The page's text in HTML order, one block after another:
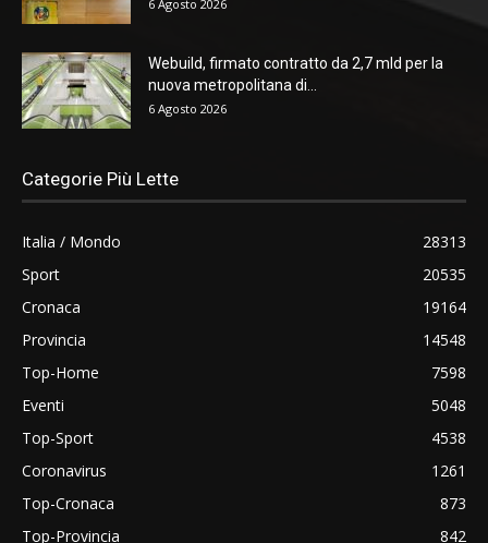
6 Agosto 2026
Webuild, firmato contratto da 2,7 mld per la
nuova metropolitana di...
6 Agosto 2026
Categorie Più Lette
Italia / Mondo
28313
Sport
20535
Cronaca
19164
Provincia
14548
Top-Home
7598
Eventi
5048
Top-Sport
4538
Coronavirus
1261
Top-Cronaca
873
Top-Provincia
842